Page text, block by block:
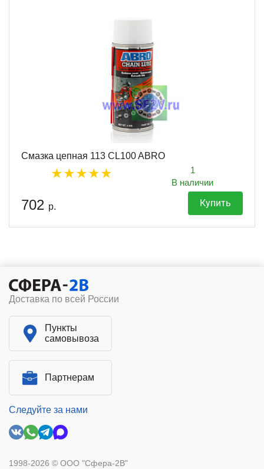
Смазка цепная 113 CL100 ABRO
1
В наличии
702 р. Купить
Доставка по всей России
Пункты
самовывоза
Партнерам
Следуйте за нами
1998-2026 © ООО "Сфера-2В"